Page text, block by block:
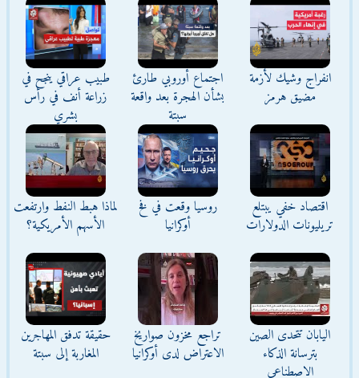
انفراج وشيك لأزمة
مضيق هرمز
اجتماع أوروبي طارئ
بشأن الهجرة بعد واقعة
سبتة
طبيب عراقي ينجح في
زراعة أنف في رأس
بشري
اقتصاد خفي يبتلع
تريليونات الدولارات
روسيا وقعت في فخ
أوكرانيا
لماذا هبط النفط وارتفعت
الأسهم الأمريكية؟
اليابان تتحدى الصين
بترسانة الذكاء
الاصطناعي
تراجع مخزون صواريخ
الاعتراض لدى أوكرانيا
حقيقة تدفق المهاجرين
المغاربة إلى سبتة